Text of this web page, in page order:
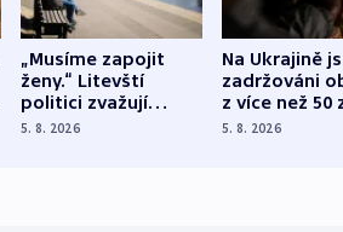
„Musíme zapojit
ženy.“ Litevští
politici zvažují
dohodu o
5. 8. 2026
Na Ukrajině
zadržováni
z více než 50
Bojovali na
5. 8. 2026